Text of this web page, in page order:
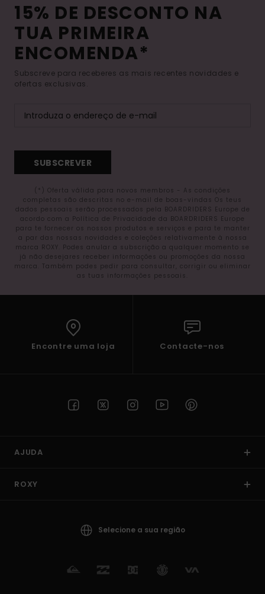
15% DE DESCONTO NA
TUA PRIMEIRA
ENCOMENDA*
Subscreve para receberes as mais recentes novidades e
ofertas exclusivas.
SUBSCREVER
(*) Oferta válida para novos membros - As condições
completas são descritas no e-mail de boas-vindas Os teus
dados pessoais serão processados pela BOARDRIDERS Europe de
acordo com a Política de Privacidade da BOARDRIDERS Europe
para te fornecer os nossos produtos e serviços e para te manter
a par das nossas novidades e coleções relativamente à nossa
marca ROXY. Podes anular a subscrição a qualquer momento se
já não desejares receber informações ou promoções da nossa
marca. Também podes pedir para consultar, corrigir ou eliminar
as tuas informações pessoais.
Encontre uma loja Contacte-nos
AJUDA
ROXY
Selecione a sua região